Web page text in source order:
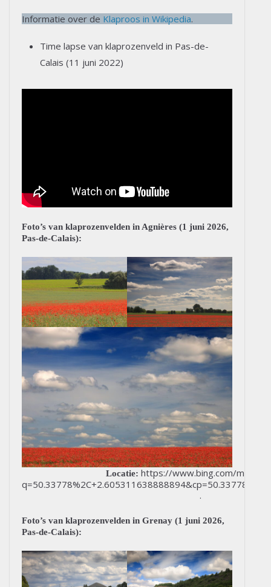
Informatie over de Klaproos in Wikipedia.
Time lapse van klaprozenveld in Pas-de-
Calais (11 juni 2022)
Foto’s van klaprozenvelden in Agnières (1 juni 2026,
Pas-de-Calais):
Locatie: https://www.bing.com/maps/
.
Foto’s van klaprozenvelden in Grenay (1 juni 2026,
Pas-de-Calais):